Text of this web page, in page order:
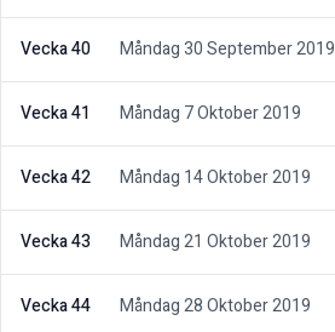
Vecka 40 Måndag 30 September 2019
Vecka 41 Måndag 7 Oktober 2019
Vecka 42 Måndag 14 Oktober 2019
Vecka 43 Måndag 21 Oktober 2019
Vecka 44 Måndag 28 Oktober 2019